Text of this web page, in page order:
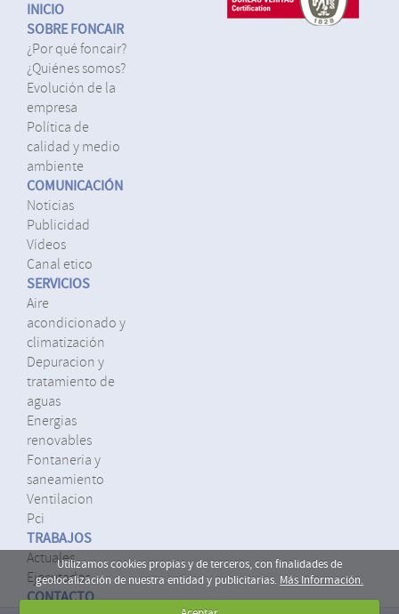
Utilizamos cookies propias y de terceros, con finalidades de
geolocalización de nuestra entidad y publicitarias. Más Información.
INICIO
SOBRE FONCAIR
¿por qué foncair?
¿quiénes somos?
evolución de la
empresa
política de
calidad y medio
ambiente
COMUNICACIÓN
noticias
publicidad
vídeos
canal etico
SERVICIOS
aire
acondicionado y
climatización
depuracion y
tratamiento de
aguas
energias
renovables
fontaneria y
saneamiento
ventilacion
pci
TRABAJOS
actuales
ejecutados
CONTACTO